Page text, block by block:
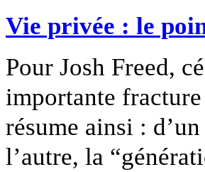
Vie privée : le
Pour Josh Freed,
importante
résume ainsi :
l’autre, la